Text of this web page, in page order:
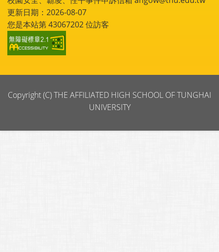
更新日期：2026-08-07
您是本站第43067202位訪客
Copyright (C) THE AFFILIATED HIGH SCHOOL OF TUNGHAI
UNIVERSITY